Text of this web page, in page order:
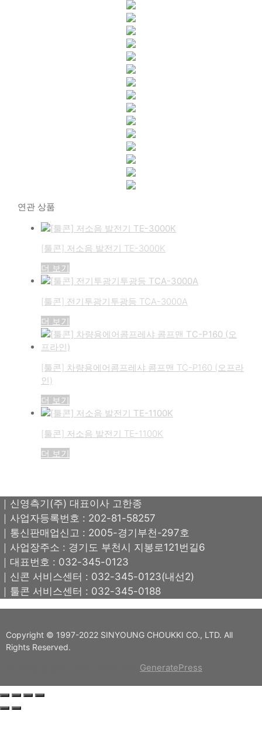
연관 상품
[툴콘] 저소음 발전기 TE-3000K
더 보기
[툴콘] 전기투광기투광등 TCA-3000A
더 보기
[툴콘] 차량용에어콤프레샤 콤프맨 TC-P160 (오프라
인)
더 보기
[툴콘] 저소음 발전기 TE-1100K
더 보기
｜신영측기(주) 대표이사 고한종
｜사업자등록번호 : 202-81-58257
｜통신판매업신고 : 2005-경기부천-297호
｜사업장주소 : 경기도 부천시 지봉로121번길6
｜대표번호 : 032-345-0123
｜신콘 서비스센터 : 032-345-0123(내선2)
｜툴콘 서비스센터 : 032-345-0188
Copyright © 1997-2022 SINYOUNG CHOUKKI CO., LTD. All
Rights Reserved.
GeneratePress